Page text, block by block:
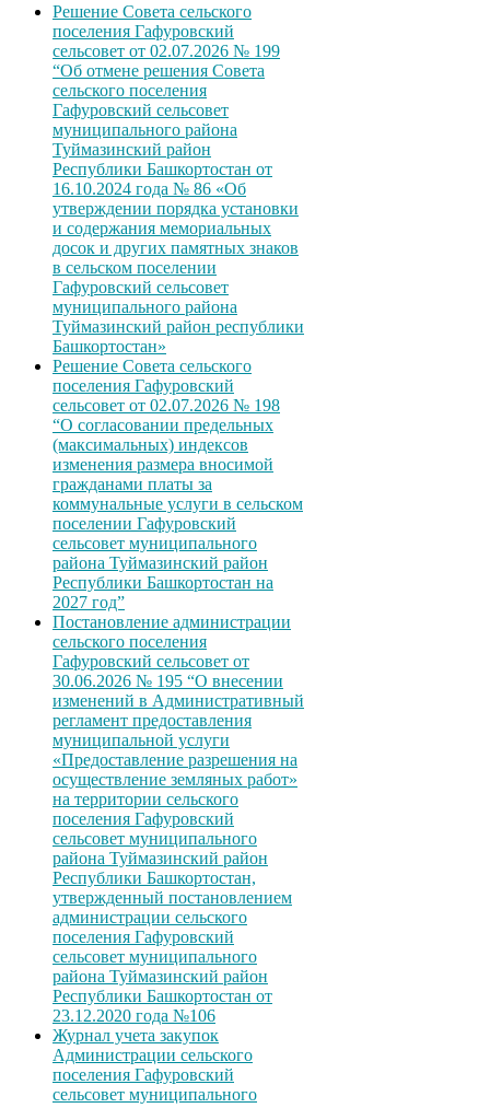
Решение Совета сельского
поселения Гафуровский
сельсовет от 02.07.2026 № 199
“Об отмене решения Совета
сельского поселения
Гафуровский сельсовет
муниципального района
Туймазинский район
Республики Башкортостан от
16.10.2024 года № 86 «Об
утверждении порядка установки
и содержания мемориальных
досок и других памятных знаков
в сельском поселении
Гафуровский сельсовет
муниципального района
Туймазинский район республики
Башкортостан»
Решение Совета сельского
поселения Гафуровский
сельсовет от 02.07.2026 № 198
“О согласовании предельных
(максимальных) индексов
изменения размера вносимой
гражданами платы за
коммунальные услуги в сельском
поселении Гафуровский
сельсовет муниципального
района Туймазинский район
Республики Башкортостан на
2027 год”
Постановление администрации
сельского поселения
Гафуровский сельсовет от
30.06.2026 № 195 “О внесении
изменений в Административный
регламент предоставления
муниципальной услуги
«Предоставление разрешения на
осуществление земляных работ»
на территории сельского
поселения Гафуровский
сельсовет муниципального
района Туймазинский район
Республики Башкортостан,
утвержденный постановлением
администрации сельского
поселения Гафуровский
сельсовет муниципального
района Туймазинский район
Республики Башкортостан от
23.12.2020 года №106
Журнал учета закупок
Администрации сельского
поселения Гафуровский
сельсовет муниципального